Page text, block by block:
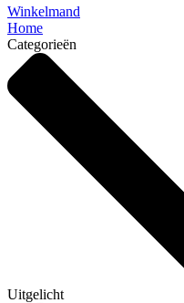
Winkelmand
Home
Categorieën
Uitgelicht